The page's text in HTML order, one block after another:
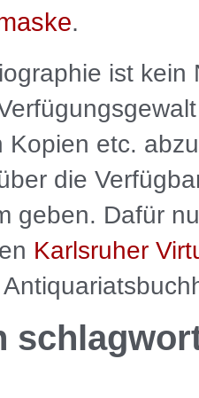
.
ist kein
Kopien etc.
die
geben. Dafür
Karlsruher